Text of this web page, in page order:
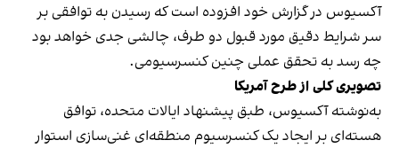
آکسیوس در گزارش خود افزوده است که رسیدن به توافقی بر
سر شرایط دقیق مورد قبول دو طرف، چالشی جدی خواهد بود
چه رسد به تحقق عملی چنین کنسرسیومی.
تصویری کلی از طرح آمریکا
به‌نوشته آکسیوس، طبق پیشنهاد ایالات متحده، توافق
هسته‌ای بر ایجاد یک کنسرسیوم منطقه‌ای غنی‌سازی استوار